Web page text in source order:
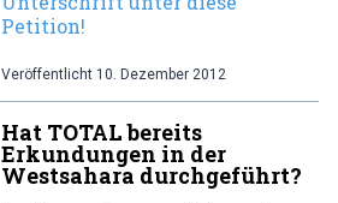
Petition!
Veröffentlicht 10. Dezember 2012
Hat TOTAL bereits
Erkundungen in der
Westsahara durchgeführt?